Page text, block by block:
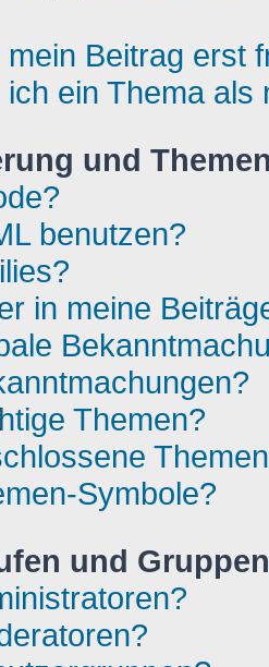
Beitrag erst
ein Thema als
und
benutzen?
in meine
Themen?
Symbole?
und Gruppen